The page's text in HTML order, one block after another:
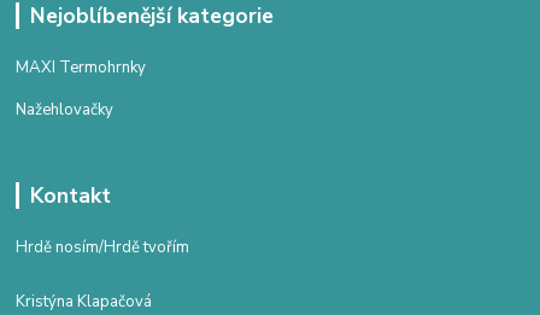
Nejoblíbenější kategorie
MAXI Termohrnky
Nažehlovačky
Kontakt
Hrdě nosím/Hrdě tvořím
Kristýna Klapačová